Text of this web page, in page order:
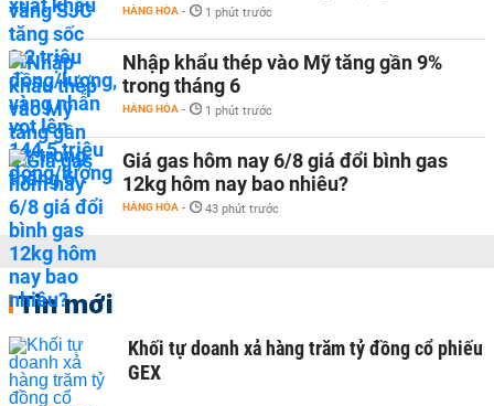
HÀNG HÓA - 1 phút trước
Nhập khẩu thép vào Mỹ tăng gần 9%
trong tháng 6
HÀNG HÓA - 1 phút trước
Giá gas hôm nay 6/8 giá đổi bình gas
12kg hôm nay bao nhiêu?
HÀNG HÓA - 43 phút trước
Tin mới
Khối tự doanh xả hàng trăm tỷ đồng cổ phiếu
GEX